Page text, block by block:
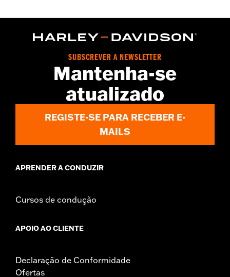
SUBSCREVER A NEWSLETTER
Mantenha-se
atualizado
REGISTE-SE PARA RECEBER E-
MAILS
APRENDER A CONDUZIR
Cursos de condução
APOIO AO CLIENTE
Declaração de Conformidade
Ofertas